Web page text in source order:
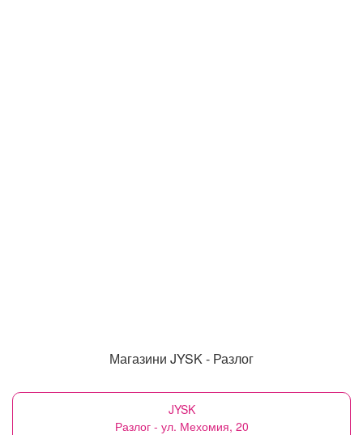
Магазини JYSK - Разлог
JYSK
Разлог - ул. Мехомия, 20